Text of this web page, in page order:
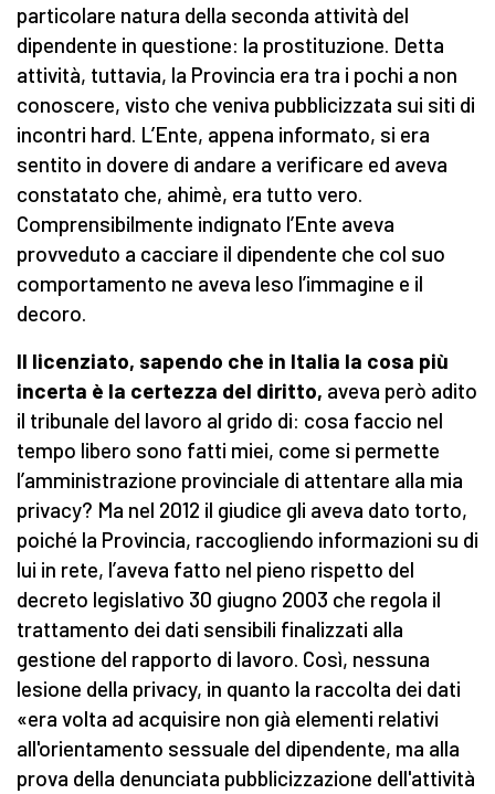
particolare natura della seconda attività del
dipendente in questione: la prostituzione. Detta
attività, tuttavia, la Provincia era tra i pochi a non
conoscere, visto che veniva pubblicizzata sui siti di
incontri hard. L’Ente, appena informato, si era
sentito in dovere di andare a verificare ed aveva
constatato che, ahimè, era tutto vero.
Comprensibilmente indignato l’Ente aveva
provveduto a cacciare il dipendente che col suo
comportamento ne aveva leso l’immagine e il
decoro.
Il licenziato, sapendo che in Italia la cosa più
incerta è la certezza del diritto, aveva però adito
il tribunale del lavoro al grido di: cosa faccio nel
tempo libero sono fatti miei, come si permette
l’amministrazione provinciale di attentare alla mia
privacy? Ma nel 2012 il giudice gli aveva dato torto,
poiché la Provincia, raccogliendo informazioni su di
lui in rete, l’aveva fatto nel pieno rispetto del
decreto legislativo 30 giugno 2003 che regola il
trattamento dei dati sensibili finalizzati alla
gestione del rapporto di lavoro. Così, nessuna
lesione della privacy, in quanto la raccolta dei dati
«era volta ad acquisire non già elementi relativi
all'orientamento sessuale del dipendente, ma alla
prova della denunciata pubblicizzazione dell'attività